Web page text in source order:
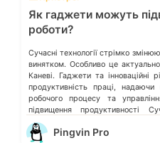
Як гаджети можуть
роботи?
Сучасні технології стрімко
винятком. Особливо це
Каневі. Гаджети та інноваційні
продуктивність праці, надаючи
робочого процесу та
підвищення продуктивності
гаджетів, які можуть допомогти
Pingvin Pro